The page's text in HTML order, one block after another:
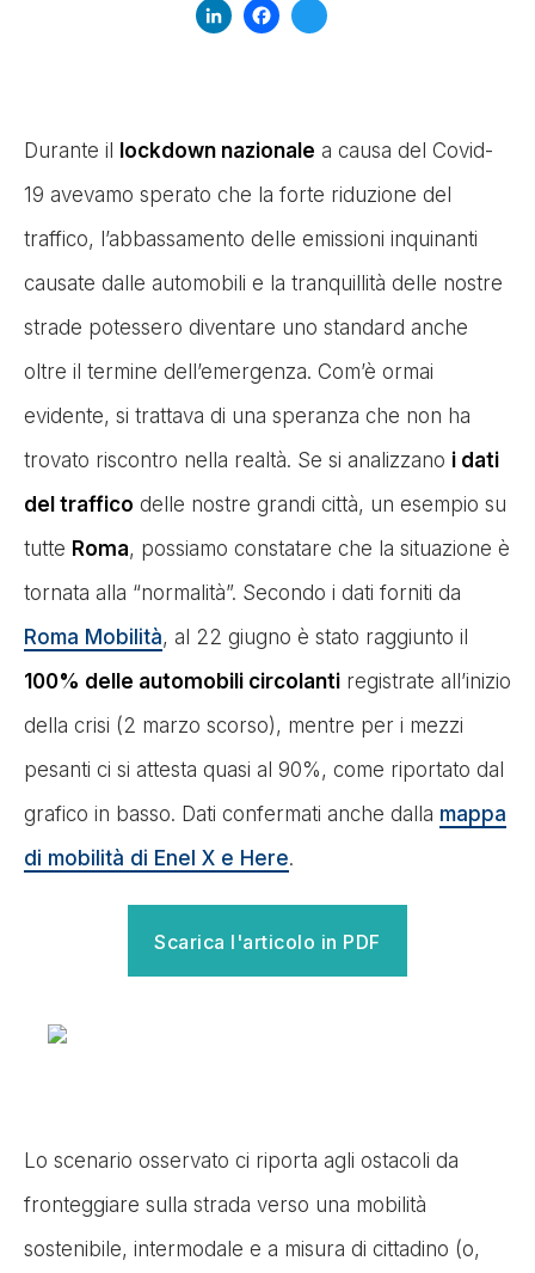
Durante il lockdown nazionale a causa del Covid-
19 avevamo sperato che la forte riduzione del
traffico, l’abbassamento delle emissioni inquinanti
causate dalle automobili e la tranquillità delle nostre
strade potessero diventare uno standard anche
oltre il termine dell’emergenza. Com’è ormai
evidente, si trattava di una speranza che non ha
trovato riscontro nella realtà. Se si analizzano i dati
del traffico delle nostre grandi città, un esempio su
tutte Roma, possiamo constatare che la situazione è
tornata alla “normalità”. Secondo i dati forniti da
Roma Mobilità, al 22 giugno è stato raggiunto il
100% delle automobili circolanti registrate all’inizio
della crisi (2 marzo scorso), mentre per i mezzi
pesanti ci si attesta quasi al 90%, come riportato dal
grafico in basso. Dati confermati anche dalla mappa
di mobilità di Enel X e Here.
Scarica l'articolo in PDF
Lo scenario osservato ci riporta agli ostacoli da
fronteggiare sulla strada verso una mobilità
sostenibile, intermodale e a misura di cittadino (o,